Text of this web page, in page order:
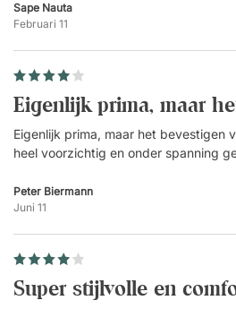
Sape Nauta
Februari 11
Eigenlijk prima, maar
Eigenlijk prima, maar het bevestigen
heel voorzichtig en onder spanning
Peter Biermann
Juni 11
Super stijlvolle en